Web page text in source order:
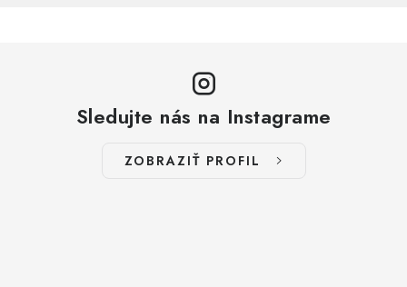
Sledujte nás na Instagrame
ZOBRAZIŤ PROFIL